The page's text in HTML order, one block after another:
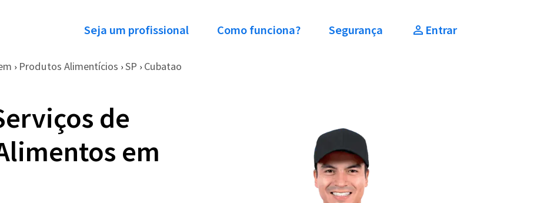
Seja um profissional Como funciona? Segurança Entrar
› Produtos Alimentícios › SP › Cubatao
de
em